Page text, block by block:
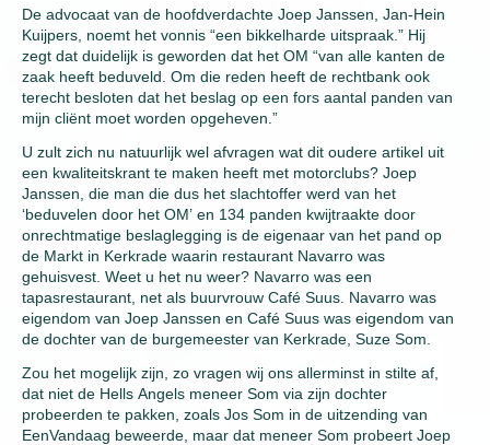
De advocaat van de hoofdverdachte Joep Janssen, Jan-Hein
Kuijpers, noemt het vonnis “een bikkelharde uitspraak.” Hij
zegt dat duidelijk is geworden dat het OM “van alle kanten de
zaak heeft beduveld. Om die reden heeft de rechtbank ook
terecht besloten dat het beslag op een fors aantal panden van
mijn cliënt moet worden opgeheven.”
U zult zich nu natuurlijk wel afvragen wat dit oudere artikel uit
een kwaliteitskrant te maken heeft met motorclubs? Joep
Janssen, die man die dus het slachtoffer werd van het
‘beduvelen door het OM’ en 134 panden kwijtraakte door
onrechtmatige beslaglegging is de eigenaar van het pand op
de Markt in Kerkrade waarin restaurant Navarro was
gehuisvest. Weet u het nu weer? Navarro was een
tapasrestaurant, net als buurvrouw Café Suus. Navarro was
eigendom van Joep Janssen en Café Suus was eigendom van
de dochter van de burgemeester van Kerkrade, Suze Som.
Zou het mogelijk zijn, zo vragen wij ons allerminst in stilte af,
dat niet de Hells Angels meneer Som via zijn dochter
probeerden te pakken, zoals Jos Som in de uitzending van
EenVandaag beweerde, maar dat meneer Som probeert Joep